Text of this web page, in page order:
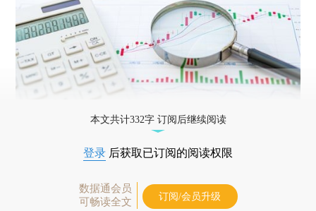
本文共计332字 订阅后继续阅读
登录 后获取已订阅的阅读权限
数据通会员
可畅读全文
订阅/会员升级